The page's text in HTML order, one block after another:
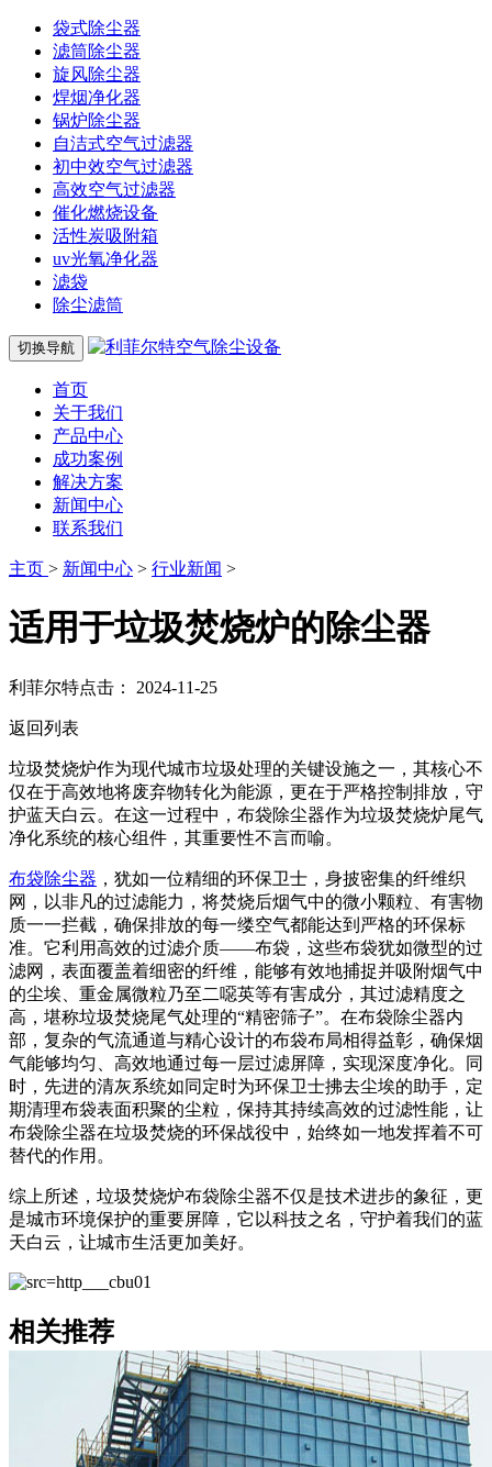
袋式除尘器
滤筒除尘器
旋风除尘器
焊烟净化器
锅炉除尘器
自洁式空气过滤器
初中效空气过滤器
高效空气过滤器
催化燃烧设备
活性炭吸附箱
uv光氧净化器
滤袋
除尘滤筒
切换导航
首页
关于我们
产品中心
成功案例
解决方案
新闻中心
联系我们
主页 > 新闻中心 > 行业新闻 >
适用于垃圾焚烧炉的除尘器
利菲尔特点击： 2024-11-25
返回列表
垃圾焚烧炉作为现代城市垃圾处理的关键设施之一，其核心不
仅在于高效地将废弃物转化为能源，更在于严格控制排放，守
护蓝天白云。在这一过程中，布袋除尘器作为垃圾焚烧炉尾气
净化系统的核心组件，其重要性不言而喻。
布袋除尘器 ，犹如一位精细的环保卫士，身披密集的纤维织
网，以非凡的过滤能力，将焚烧后烟气中的微小颗粒、有害物
质一一拦截，确保排放的每一缕空气都能达到严格的环保标
准。它利用高效的过滤介质——布袋，这些布袋犹如微型的过
滤网，表面覆盖着细密的纤维，能够有效地捕捉并吸附烟气中
的尘埃、重金属微粒乃至二噁英等有害成分，其过滤精度之
高，堪称垃圾焚烧尾气处理的“精密筛子”。在布袋除尘器内
部，复杂的气流通道与精心设计的布袋布局相得益彰，确保烟
气能够均匀、高效地通过每一层过滤屏障，实现深度净化。同
时，先进的清灰系统如同定时为环保卫士拂去尘埃的助手，定
期清理布袋表面积聚的尘粒，保持其持续高效的过滤性能，让
布袋除尘器在垃圾焚烧的环保战役中，始终如一地发挥着不可
替代的作用。
综上所述，垃圾焚烧炉布袋除尘器不仅是技术进步的象征，更
是城市环境保护的重要屏障，它以科技之名，守护着我们的蓝
天白云，让城市生活更加美好。
相关推荐